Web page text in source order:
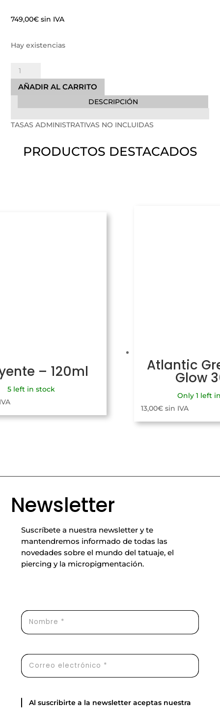
749,00€ sin IVA
Hay existencias
Licencia
de
Apertura
no
cantidad
AÑADIR AL CARRITO
DESCRIPCIÓN
TASAS ADMINISTRATIVAS NO INCLUIDAS
PRODUCTOS DESTACADOS
– 120ml
5 left in stock
Atlantic
Glow
Only 1 left
13,00€ sin IVA
Newsletter
Suscríbete a nuestra newsletter y te
mantendremos informado de todas las
novedades sobre el mundo del tatuaje, el
piercing y la micropigmentación.
Al suscribirte a la newsletter aceptas nuestra